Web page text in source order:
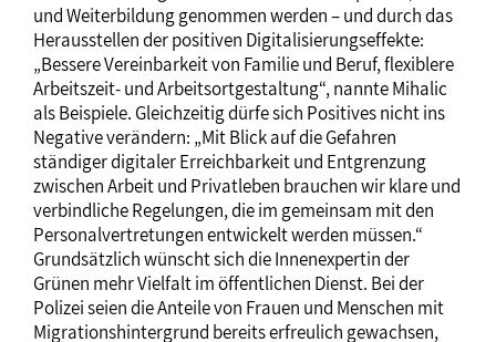
und Weiterbildung genommen werden – und durch das
Herausstellen der positiven Digitalisierungseffekte:
„Bessere Vereinbarkeit von Familie und Beruf, flexiblere
Arbeitszeit- und Arbeitsortgestaltung“, nannte Mihalic
als Beispiele. Gleichzeitig dürfe sich Positives nicht ins
Negative verändern: „Mit Blick auf die Gefahren
ständiger digitaler Erreichbarkeit und Entgrenzung
zwischen Arbeit und Privatleben brauchen wir klare und
verbindliche Regelungen, die im gemeinsam mit den
Personalvertretungen entwickelt werden müssen.“
Grundsätzlich wünscht sich die Innenexpertin der
Grünen mehr Vielfalt im öffentlichen Dienst. Bei der
Polizei seien die Anteile von Frauen und Menschen mit
Migrationshintergrund bereits erfreulich gewachsen,